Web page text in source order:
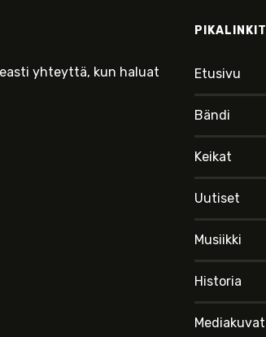
yhteyttä, kun haluat
PIKALINKIT
Etusivu
Bändi
Keikat
Uutiset
Musiikki
Historia
Mediakuvat